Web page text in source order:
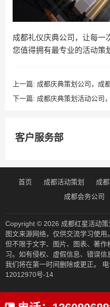
成都礼仪庆典公司，让每一
您值得拥有最专业的活动策
上一篇: 成都庆典策划公司，成
下一篇: 成都庆典策划活动公司
客户服务部
首页 成都活动策划 成
成都会务公司
Copyright © 2026 成都红星活动策
图文来源网络，仅供交流学习使
但不限于文字、图片、图表、著
习。如有侵权、虚假信息、错误信
我们将在第一时间删除或更正。
12012970号-14